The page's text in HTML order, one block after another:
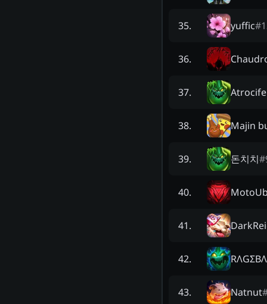
35. yuffic#
36.
37.
38. Majin
39. 돈치치#
40.
41.
42.
43. Natnut